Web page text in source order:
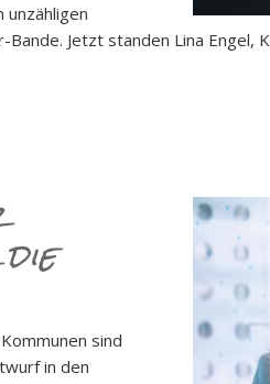
unzähligen
Jetzt standen Lina Engel,
sind
in den